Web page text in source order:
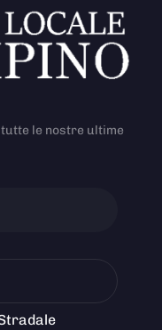
le nostre ultime